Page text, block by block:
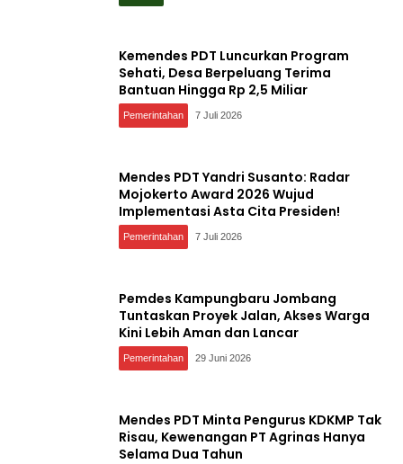
Kemendes PDT Luncurkan Program
Sehati, Desa Berpeluang Terima
Bantuan Hingga Rp 2,5 Miliar
Pemerintahan 7 Juli 2026
Mendes PDT Yandri Susanto: Radar
Mojokerto Award 2026 Wujud
Implementasi Asta Cita Presiden!
Pemerintahan 7 Juli 2026
Pemdes Kampungbaru Jombang
Tuntaskan Proyek Jalan, Akses Warga
Kini Lebih Aman dan Lancar
Pemerintahan 29 Juni 2026
Mendes PDT Minta Pengurus KDKMP Tak
Risau, Kewenangan PT Agrinas Hanya
Selama Dua Tahun